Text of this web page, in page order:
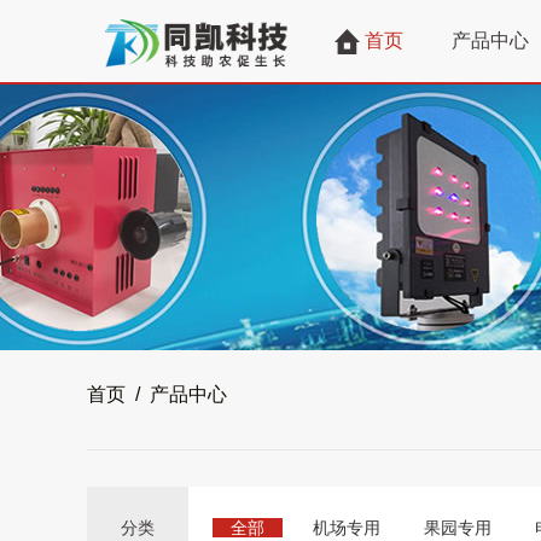
首页 产品中心
首页 / 产品中心
分类 全部 机场专用 果园专用